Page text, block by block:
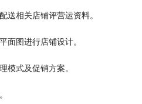
送相关店铺评营运资料。
面图进行店铺设计。
模式及促销方案。